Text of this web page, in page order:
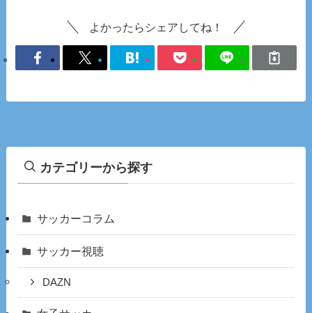
よかったらシェアしてね！
カテゴリーから探す
サッカーコラム
サッカー視聴
DAZN